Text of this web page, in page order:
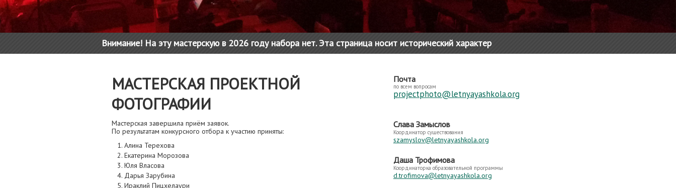
Внимание! На эту мастерскую в 2026 году набора нет. Эта страница носит исторический характер
МАСТЕРСКАЯ ПРОЕКТНОЙ
ФОТОГРАФИИ
Мастерская завершила приём заявок.
По результатам конкурсного отбора к участию приняты:
Алина Терехова
Екатерина Морозова
Юля Власова
Дарья Зарубина
Ираклий Пицхелаури
Почта
по всем вопросам
projectphoto@letnyayashkola.org
Слава Замыслов
Координатор существования
szamyslov@letnyayashkola.org
Даша Трофимова
Координаторка образовательной программы
d.trofimova@letnyayashkola.org